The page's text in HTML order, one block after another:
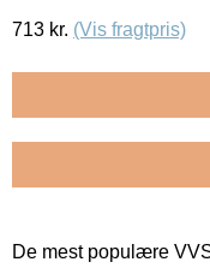
713 kr. (Vis fragtpris)
De mest populære